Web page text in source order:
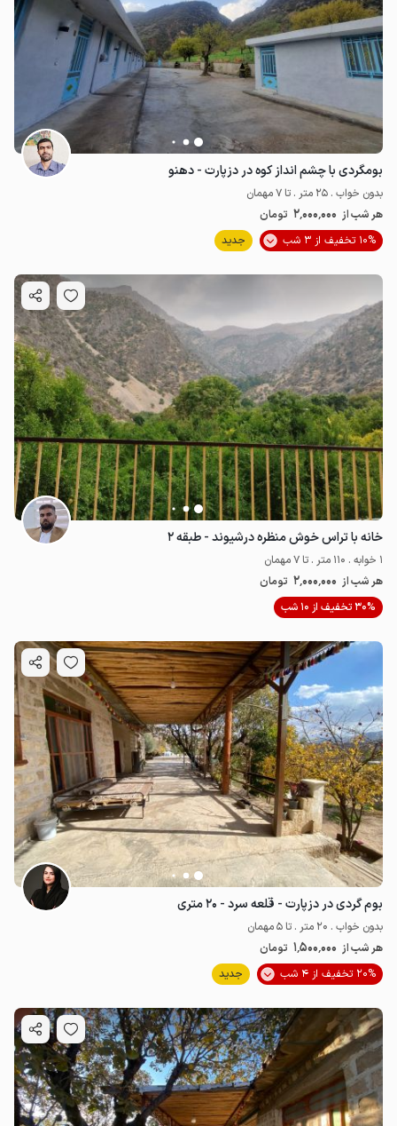
1.35میلیون ت
بومگردی با چشم انداز کوه در دزپارت - دهنو
بدون خواب . 25 متر . تا 7 مهمان
هر شب از 2٬000٬000 تومان
10% تخفیف از 3 شب
جدید
خانه با تراس خوش منظره درشیوند - طبقه ۲
1 خوابه . 110 متر . تا 7 مهمان
هر شب از 2٬000٬000 تومان
30% تخفیف از 10 شب
بوم گردی در دزپارت - قلعه سرد - ۲۰ متری
بدون خواب . 20 متر . تا 5 مهمان
هر شب از 1٬500٬000 تومان
20% تخفیف از 4 شب
جدید